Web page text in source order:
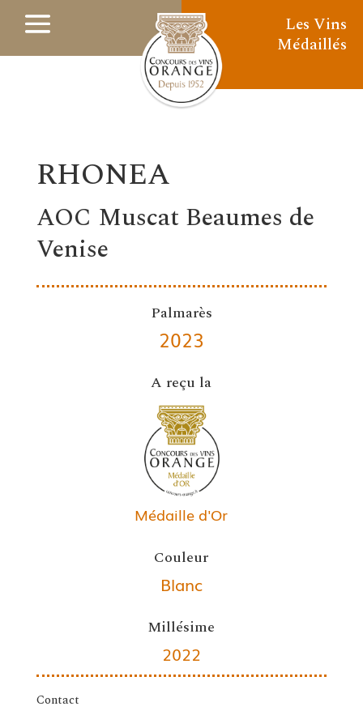
Les Vins
Médaillés
RHONEA
AOC Muscat Beaumes de
Venise
Palmarès
2023
A reçu la
Médaille d'Or
Couleur
Blanc
Millésime
2022
Contact